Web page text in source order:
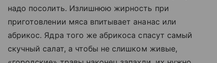
надо посолить. Излишнюю жирность при
приготовлении мяса впитывает ананас или
абрикос. Ядра того же абрикоса спасут самый
скучный салат, а чтобы не слишком живые,